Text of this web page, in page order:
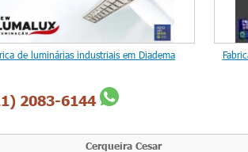
de luminárias industriais em Diadema
2083-6144
Cerqueira Cesar